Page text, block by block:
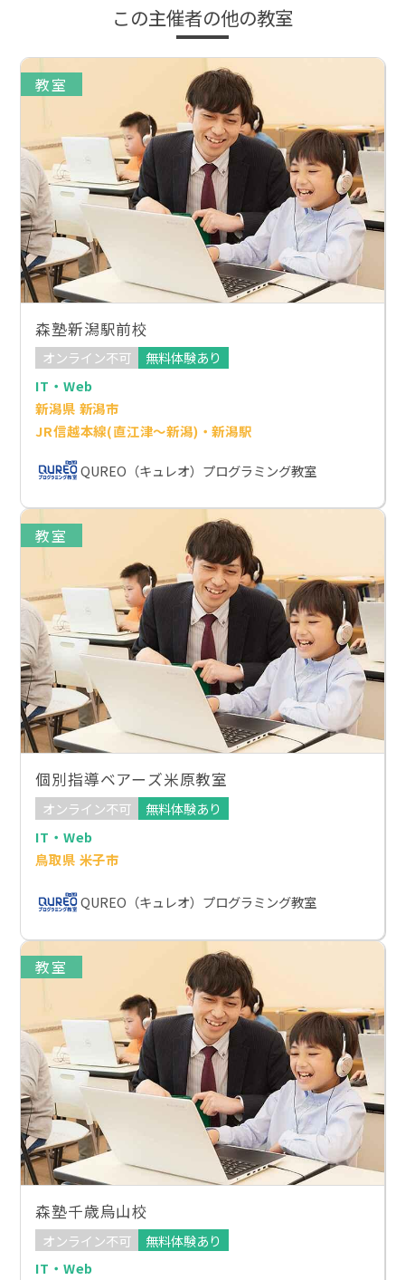
この主催者の他の教室
教室
森塾新潟駅前校
オンライン不可
無料体験あり
IT・Web
新潟県 新潟市
JR信越本線(直江津～新潟)・新潟駅
QUREO（キュレオ）プログラミング教室
教室
個別指導ベアーズ米原教室
オンライン不可
無料体験あり
IT・Web
鳥取県 米子市
QUREO（キュレオ）プログラミング教室
教室
森塾千歳烏山校
オンライン不可
無料体験あり
IT・Web